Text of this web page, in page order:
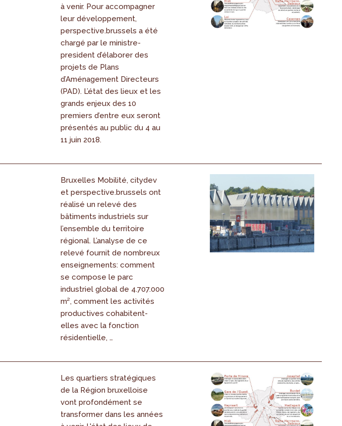
à venir. Pour accompagner
leur développement,
perspective.brussels a été
chargé par le ministre-
president d’élaborer des
projets de Plans
d’Aménagement Directeurs
(PAD). L’état des lieux et les
grands enjeux des 10
premiers d’entre eux seront
présentés au public du 4 au
11 juin 2018.
Bruxelles Mobilité, citydev
et perspective.brussels ont
réalisé un relevé des
bâtiments industriels sur
l’ensemble du territoire
régional. L’analyse de ce
relevé fournit de nombreux
enseignements: comment
se compose le parc
industriel global de 4.707.000
m², comment les activités
productives cohabitent-
elles avec la fonction
résidentielle, …
Les quartiers stratégiques
de la Région bruxelloise
vont profondément se
transformer dans les années